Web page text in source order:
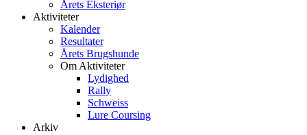
Årets Eksteriør
Aktiviteter
Kalender
Resultater
Årets Brugshunde
Om Aktiviteter
Lydighed
Rally
Schweiss
Lure Coursing
Arkiv